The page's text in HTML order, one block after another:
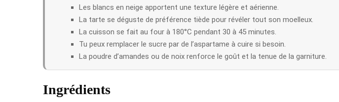
Les blancs en neige apportent une texture légère et aérienne.
La tarte se déguste de préférence tiède pour révéler tout son moelleux.
La cuisson se fait au four à 180°C pendant 30 à 45 minutes.
Tu peux remplacer le sucre par de l’aspartame à cuire si besoin.
La poudre d’amandes ou de noix renforce le goût et la tenue de la garniture.
Ingrédients